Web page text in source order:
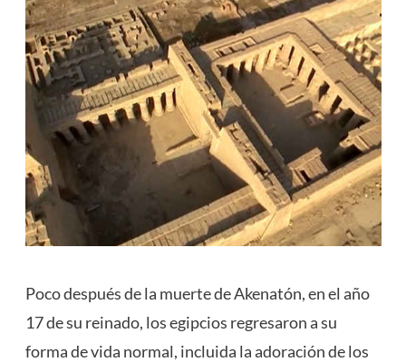
Poco después de la muerte de Akenatón, en el año
17 de su reinado, los egipcios regresaron a su
forma de vida normal, incluida la adoración de los